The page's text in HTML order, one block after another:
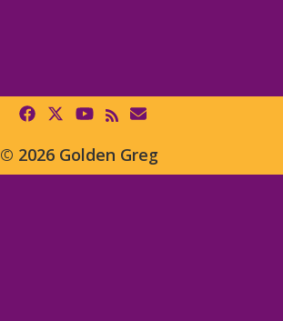
© 2026 Golden Greg